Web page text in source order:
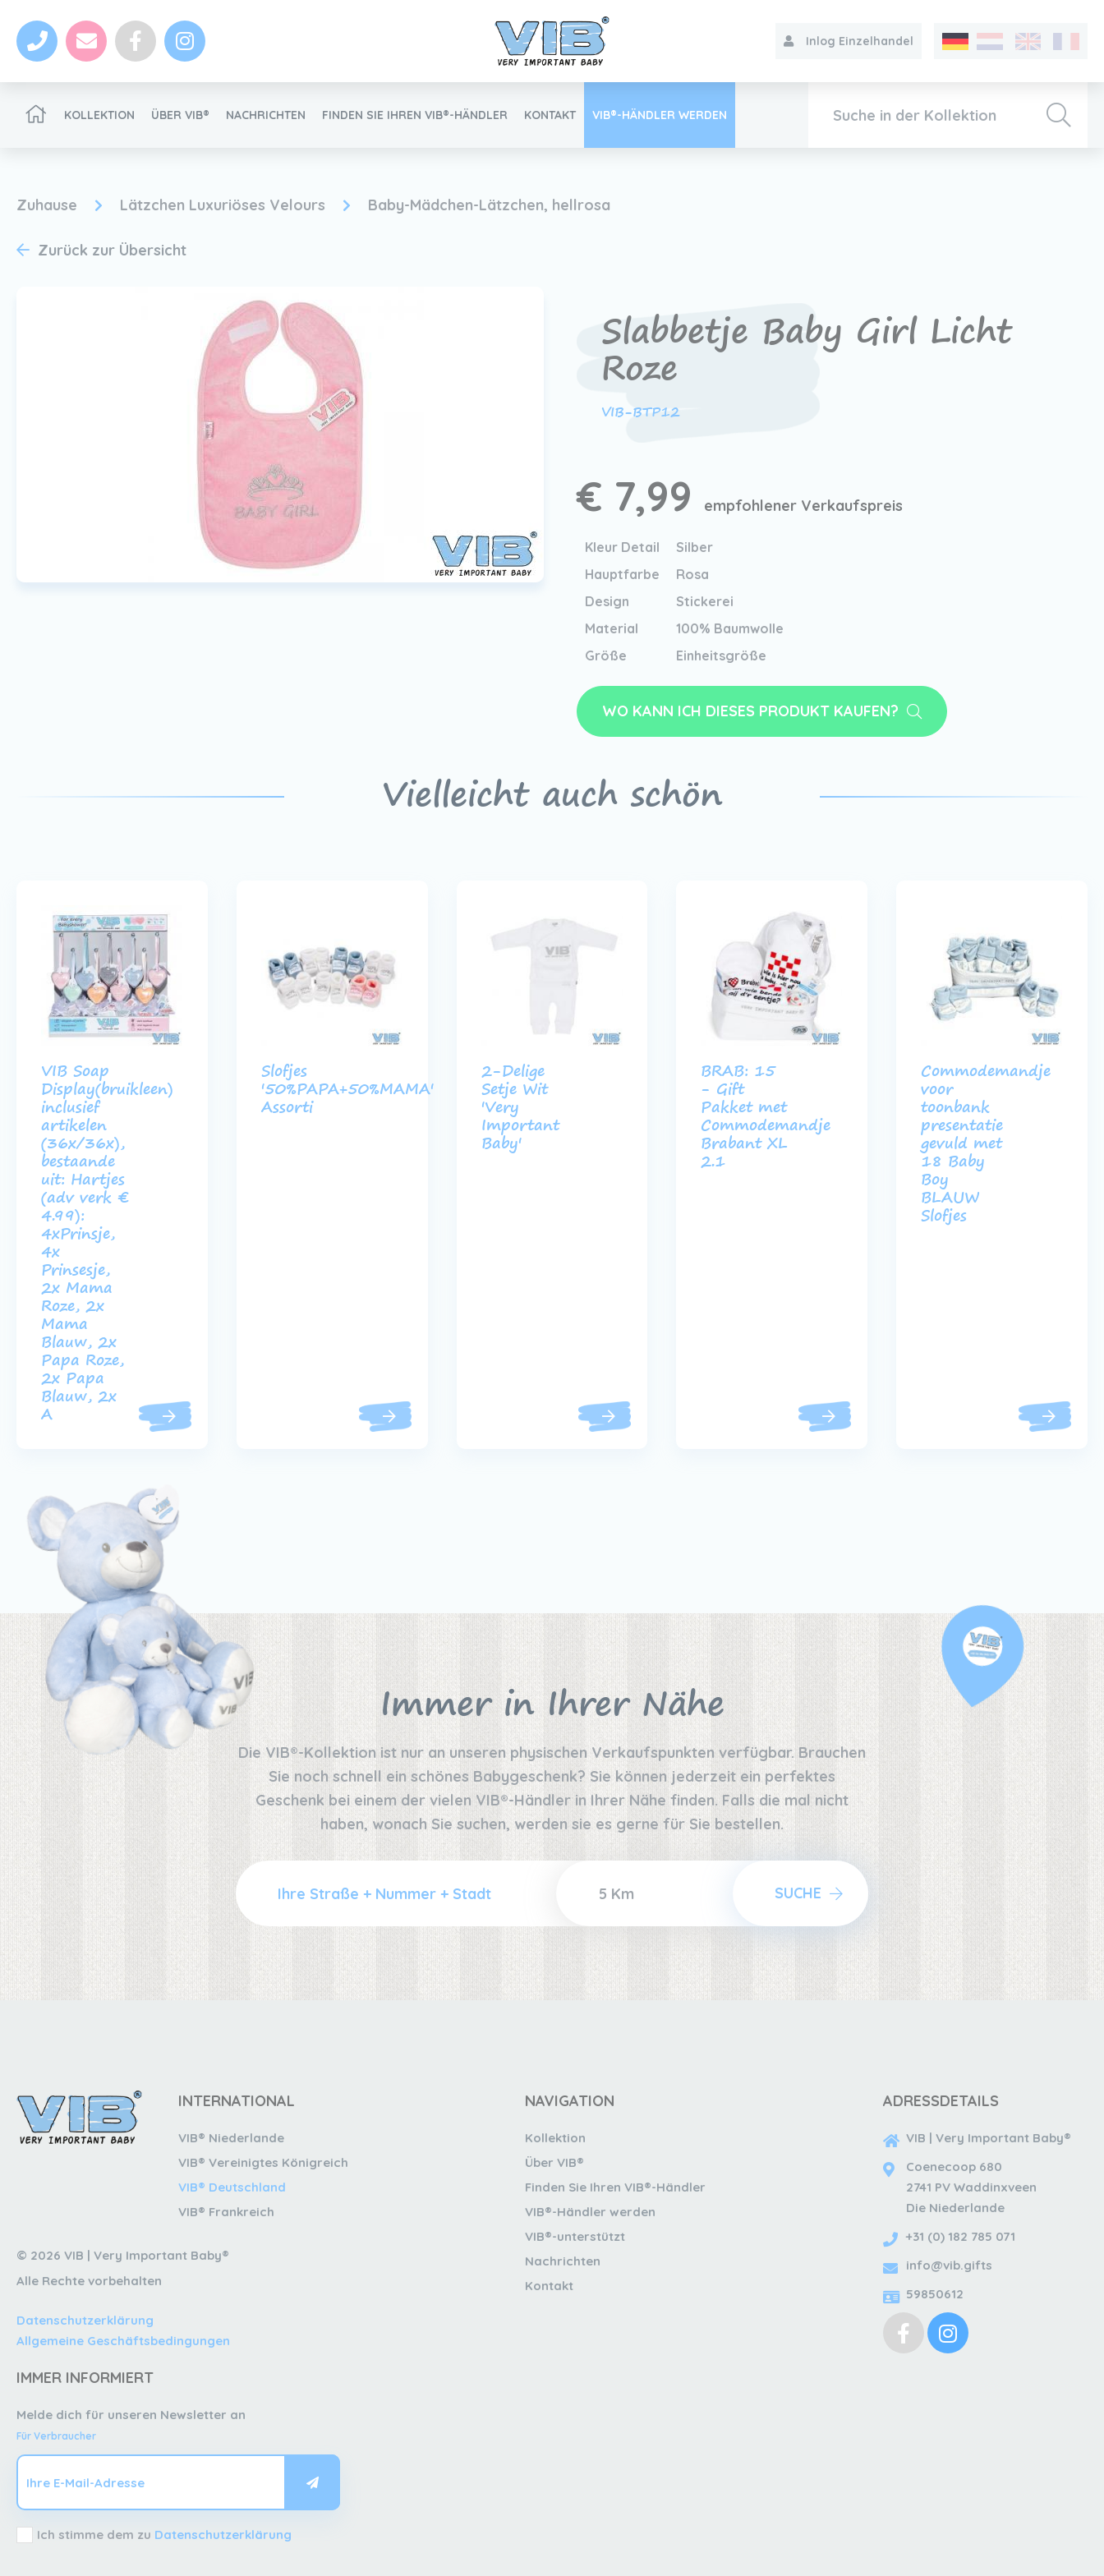
Inlog Einzelhandel
VIB®-Händler werden Inlog Einzelhandel
KOLLEKTION ÜBER VIB® NACHRICHTEN FINDEN SIE IHREN VIB®-HÄNDLER KONTAKT VIB®-HÄNDLER WERDEN
Zuhause Lätzchen Luxuriöses Velours Baby-Mädchen-Lätzchen, hellrosa
Zurück zur Übersicht
Slabbetje Baby Girl Licht
Roze
VIB-BTP12
€ 7,99 empfohlener Verkaufspreis
Kleur Detail
Silber
Hauptfarbe
Rosa
Design
Stickerei
Material
100% Baumwolle
Größe
Einheitsgröße
WO KANN ICH DIESES PRODUKT KAUFEN?
Vielleicht auch schön
VIB Soap
Display(bruikleen)
inclusief
artikelen
(36x/36x),
bestaande
uit: Hartjes
(adv verk €
4.99):
4xPrinsje,
4x
Prinsesje,
2x Mama
Roze, 2x
Mama
Blauw, 2x
Papa Roze,
2x Papa
Blauw, 2x
A
Slofjes
'50%PAPA+50%MAMA'
Assorti
2-Delige
Setje Wit
'Very
Important
Baby'
BRAB: 15
- Gift
Pakket met
Commodemandje
Brabant XL
2.1
Commodemandje
voor
toonbank
presentatie
gevuld met
18 Baby
Boy
BLAUW
Slofjes
Immer in Ihrer Nähe
Die VIB®-Kollektion ist nur an unseren physischen Verkaufspunkten verfügbar. Brauchen
Sie noch schnell ein schönes Babygeschenk? Sie können jederzeit ein perfektes
Geschenk bei einem der vielen VIB®-Händler in Ihrer Nähe finden. Falls die mal nicht
haben, wonach Sie suchen, werden sie es gerne für Sie bestellen.
SUCHE
INTERNATIONAL
VIB® Niederlande
VIB® Vereinigtes Königreich
VIB® Deutschland
VIB® Frankreich
© 2026 VIB | Very Important Baby®
Alle Rechte vorbehalten
Datenschutzerklärung
Allgemeine Geschäftsbedingungen
NAVIGATION
Kollektion
Über VIB®
Finden Sie Ihren VIB®-Händler
VIB®-Händler werden
VIB®-unterstützt
Nachrichten
Kontakt
ADRESSDETAILS
VIB | Very Important Baby®
Coenecoop 680
2741 PV Waddinxveen
Die Niederlande
+31 (0) 182 785 071
info@vib.gifts
59850612
IMMER INFORMIERT
Melde dich für unseren Newsletter an
Für Verbraucher
Ich stimme dem zu Datenschutzerklärung